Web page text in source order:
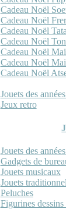
Cadeau Noël
Cadeau Noël
Cadeau Noël Tata
Cadeau Noël
Cadeau Noël
Cadeau Noël
Cadeau Noël
Jouets des
Jeux retro
Jouets des
Gadgets de
Jouets musicaux
Jouets
Peluches
Figurines dessins